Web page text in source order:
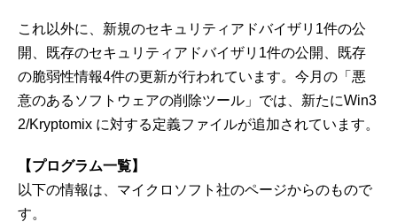
これ以外に、新規のセキュリティアドバイザリ1件の公
開、既存のセキュリティアドバイザリ1件の公開、既存
の脆弱性情報4件の更新が行われています。今月の「悪
意のあるソフトウェアの削除ツール」では、新たにWin3
2/Kryptomix に対する定義ファイルが追加されています。
【プログラム一覧】
以下の情報は、マイクロソフト社のページからのもので
す。